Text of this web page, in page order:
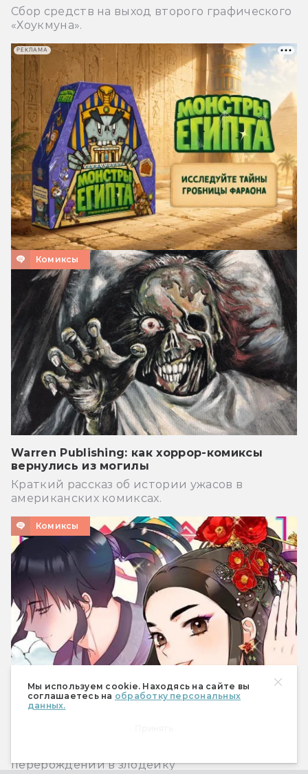
Мы используем cookie. Находясь на сайте вы
соглашаетесь на обработку персональных
данных.
Сбор средств на выход второго графического
«Хоукмуна».
Комиксы
Warren Publishing: как хоррор-комиксы
вернулись из могилы
Краткий рассказ об истории ужасов в
американских комиксах.
Комиксы
перерождении в злодейку
РЕКЛАМА